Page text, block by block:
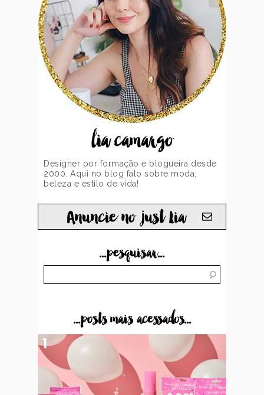
lia camargo
Designer por formação e blogueira desde
2000. Aqui no blog falo sobre moda,
beleza e estilo de vida!
Anuncie no just Lia
...pesquisar...
...posts mais acessados...
1